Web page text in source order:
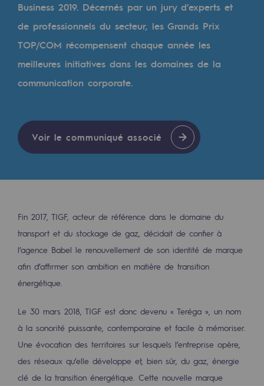
Gouvernance
Indicateurs
Publications institutionnelles
Où nous trouver
Les énergies d'avenir
Pyrogazéification et gazéification
Méthanation
Captage de CO2
Nouveaux usages
Concertations CH4, H2 et CO2
Espace pédagogique
Espace pédagogique
Business 2019. Décernés par un jury d’experts et
de professionnels du secteur, les Grands Prix
TOP/COM récompensent chaque année les
meilleures initiatives dans les domaines de la
communication corporate.
Voir le communiqué associé
Fin 2017, TIGF, acteur de référence dans le domaine du
transport et du stockage de gaz, décidait de confier à
l’agence Babel le renouvellement de son identité de marque
afin d’affirmer son ambition en matière de transition
énergétique.
Le 30 mars 2018, TIGF est donc devenu « Teréga », un nom
à la sonorité puissante, contemporaine et facile à mémoriser.
Une évocation des territoires sur lesquels l’entreprise opère,
des réseaux qu’elle développe et, bien sûr, du gaz, énergie
clé de la transition énergétique. Cette nouvelle marque